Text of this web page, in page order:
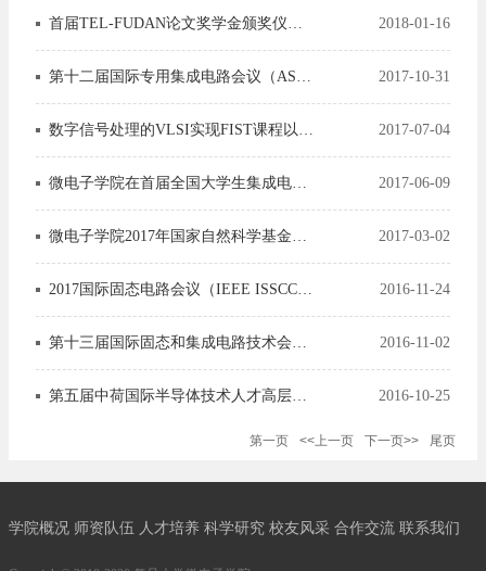
首届TEL-FUDAN论文奖学金颁奖仪式举行 2018-01-16
第十二届国际专用集成电路会议（ASICON2017）成功举行 2017-10-31
数字信号处理的VLSI实现FIST课程以及智能信息与通信技术结合处理研讨会顺利举行 2017-07-04
微电子学院在首届全国大学生集成电路创新创业大赛中获得佳绩 2017-06-09
微电子学院2017年国家自然科学基金申报座谈会顺利举行 2017-03-02
2017国际固态电路会议（IEEE ISSCC 2017）中国上海发布会 2016-11-24
第十三届国际固态和集成电路技术会议（ICSICT 2016）成功召开 2016-11-02
第五届中荷国际半导体技术人才高层论坛暨 暑期研修班顺利召开 2016-10-25
第一页 <<上一页 下一页>> 尾页
学院概况 师资队伍 人才培养 科学研究 校友风采 合作交流 联系我们